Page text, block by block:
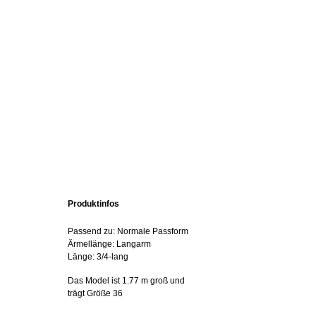
Produktinfos
Passend zu: Normale Passform
Ärmellänge: Langarm
Länge: 3/4-lang
Das Model ist 1.77 m groß und
trägt Größe 36